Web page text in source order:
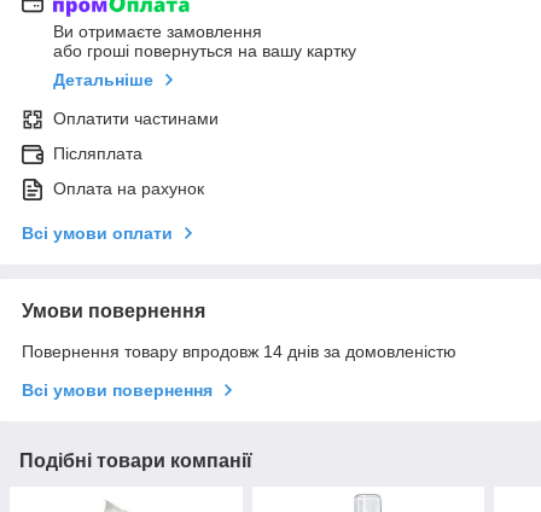
Ви отримаєте замовлення
або гроші повернуться на вашу картку
Детальніше
Оплатити частинами
Післяплата
Оплата на рахунок
Всі умови оплати
Умови повернення
Повернення товару впродовж 14 днів за домовленістю
Всі умови повернення
Подібні товари компанії